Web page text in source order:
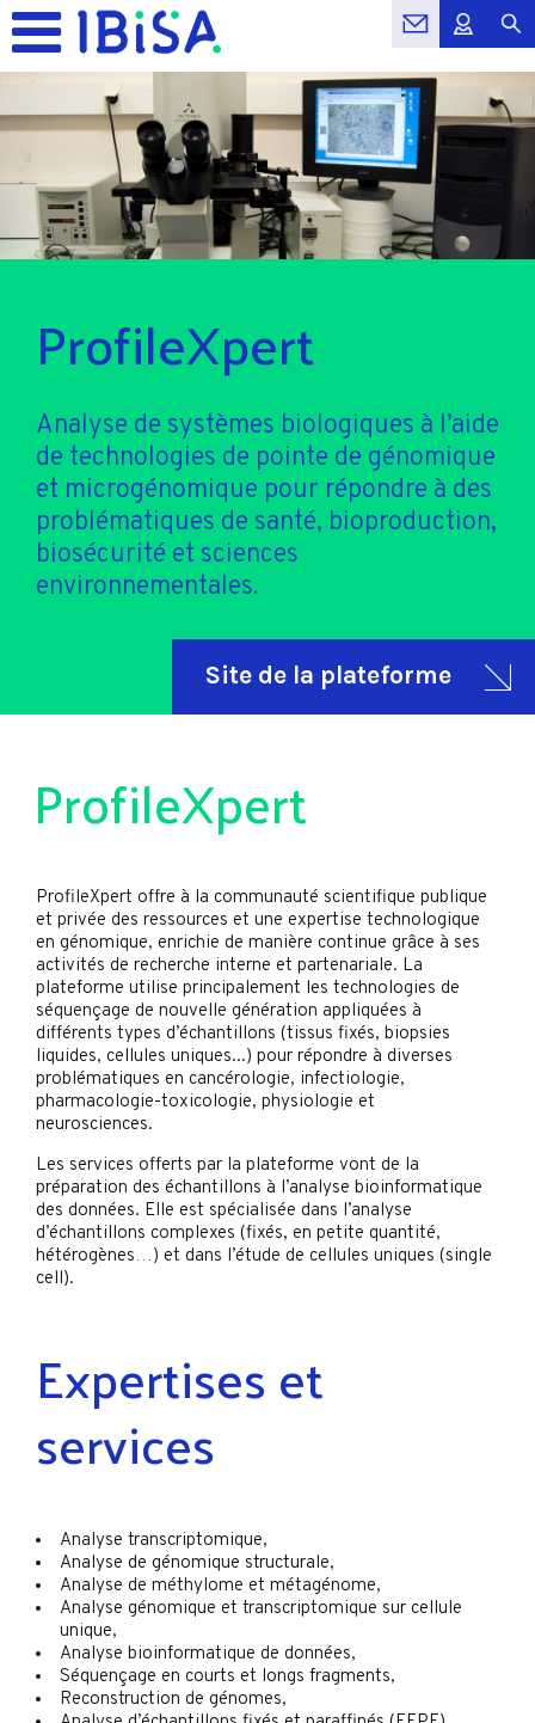
ProfileXpert
Analyse de systèmes biologiques à l’aide
de technologies de pointe de génomique
et microgénomique pour répondre à des
problématiques de santé, bioproduction,
biosécurité et sciences
environnementales.
Site de la plateforme
ProfileXpert
ProfileXpert offre à la communauté scientifique publique
et privée des ressources et une expertise technologique
en génomique, enrichie de manière continue grâce à ses
activités de recherche interne et partenariale. La
plateforme utilise principalement les technologies de
séquençage de nouvelle génération appliquées à
différents types d’échantillons (tissus fixés, biopsies
liquides, cellules uniques...) pour répondre à diverses
problématiques en cancérologie, infectiologie,
pharmacologie-toxicologie, physiologie et
neurosciences.
Les services offerts par la plateforme vont de la
préparation des échantillons à l’analyse bioinformatique
des données. Elle est spécialisée dans l’analyse
d’échantillons complexes (fixés, en petite quantité,
hétérogènes…) et dans l’étude de cellules uniques (single
cell).
Expertises et
services
Analyse transcriptomique,
Analyse de génomique structurale,
Analyse de méthylome et métagénome,
Analyse génomique et transcriptomique sur cellule
unique,
Analyse bioinformatique de données,
Séquençage en courts et longs fragments,
Reconstruction de génomes,